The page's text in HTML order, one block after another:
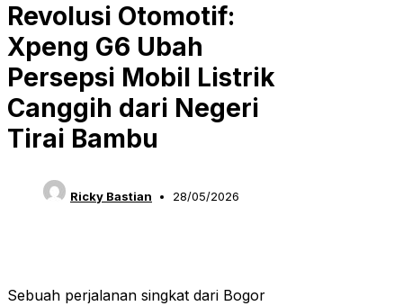
Revolusi Otomotif:
Xpeng G6 Ubah
Persepsi Mobil Listrik
Canggih dari Negeri
Tirai Bambu
Ricky Bastian 28/05/2026
Sebuah perjalanan singkat dari Bogor